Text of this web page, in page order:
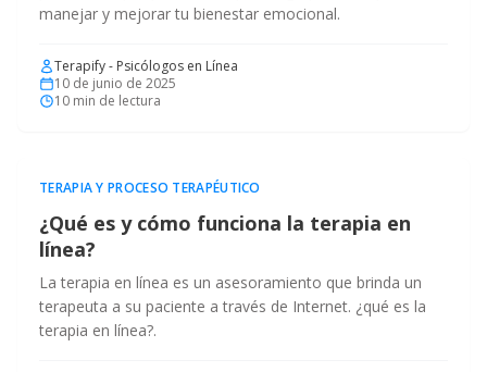
manejar y mejorar tu bienestar emocional.
Terapify - Psicólogos en Línea
10 de junio de 2025
10 min de lectura
TERAPIA Y PROCESO TERAPÉUTICO
¿Qué es y cómo funciona la terapia en
línea?
La terapia en línea es un asesoramiento que brinda un
terapeuta a su paciente a través de Internet. ¿qué es la
terapia en línea?.